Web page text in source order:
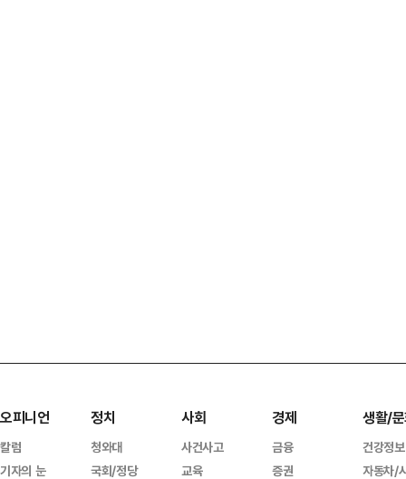
오피니언
칼럼
기자의 눈
정치
청와대
국회/정당
사회
사건사고
교육
경제
금융
증권
생활/
건강정보
자동차/